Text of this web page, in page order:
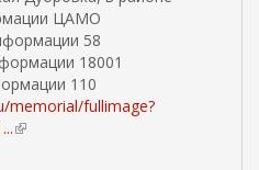
ЦАМО
58
18001
110
memorial/fullimage?
(